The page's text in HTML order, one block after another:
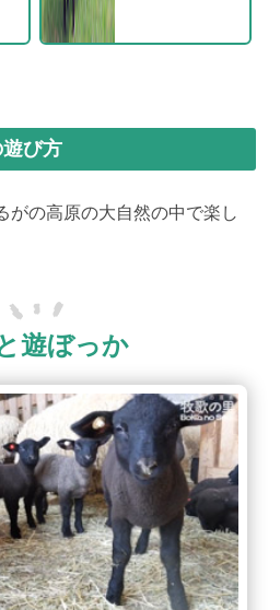
び方
の高原の大自然の中で楽し
遊ぼっか